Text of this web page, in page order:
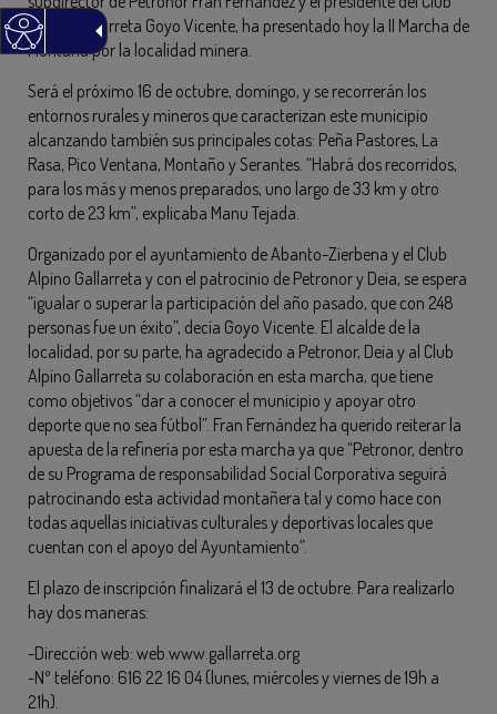
Alpino Gallarreta Goyo Vicente, ha presentado hoy la II Marcha de
Montaña por la localidad minera.
Será el próximo 16 de octubre, domingo, y se recorrerán los
entornos rurales y mineros que caracterizan este municipio
alcanzando también sus principales cotas: Peña Pastores, La
Rasa, Pico Ventana, Montaño y Serantes. “Habrá dos recorridos,
para los más y menos preparados, uno largo de 33 km y otro
corto de 23 km”, explicaba Manu Tejada.
Organizado por el ayuntamiento de Abanto-Zierbena y el Club
Alpino Gallarreta y con el patrocinio de Petronor y Deia, se espera
“igualar o superar la participación del año pasado, que con 248
personas fue un éxito”, decía Goyo Vicente. El alcalde de la
localidad, por su parte, ha agradecido a Petronor, Deia y al Club
Alpino Gallarreta su colaboración en esta marcha, que tiene
como objetivos “dar a conocer el municipio y apoyar otro
deporte que no sea fútbol”. Fran Fernández ha querido reiterar la
apuesta de la refinería por esta marcha ya que “Petronor, dentro
de su Programa de responsabilidad Social Corporativa seguirá
patrocinando esta actividad montañera tal y como hace con
todas aquellas iniciativas culturales y deportivas locales que
cuentan con el apoyo del Ayuntamiento”.
El plazo de inscripción finalizará el 13 de octubre. Para realizarlo
hay dos maneras:
-Dirección web: web.www.gallarreta.org
-Nº teléfono: 616 22 16 04 (lunes, miércoles y viernes de 19h a
21h).